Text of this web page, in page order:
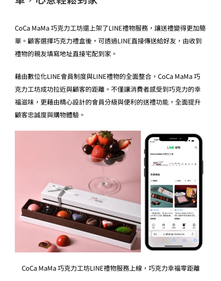
CoCa MaMa 巧克力工坊還上架了LINE禮物服務，讓送禮變得更加簡
單。顧客選擇巧克力禮盒後，可透過LINE直接傳送給好友，由收到
禮物的親友填寫地址直接宅配到家。
藉由數位化LINE會員制度與LINE禮物的全面整合，CoCa MaMa 巧
克力工坊成功拉近與顧客的距離。不僅讓消費者感受到巧克力的幸
福滋味，更藉由精心設計的會員分級與便利的送禮功能，全面提升
顧客忠誠度與購物體驗。
CoCa MaMa 巧克力工坊LINE禮物服務上線，巧克力幸福零距離